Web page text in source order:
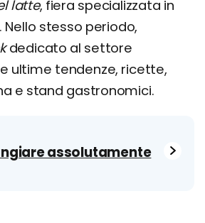
latte, fiera specializzata in
stesso periodo,
dedicato al settore
ultime tendenze, ricette,
e stand gastronomici.
assolutamente